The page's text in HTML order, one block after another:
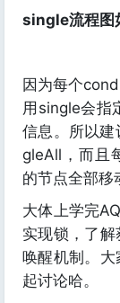
single流程图
因为每个
用single会指
信息。所以
gleAll，而且
的节点全部移
大体上学完
实现锁，了
唤醒机制。
起讨论哈。